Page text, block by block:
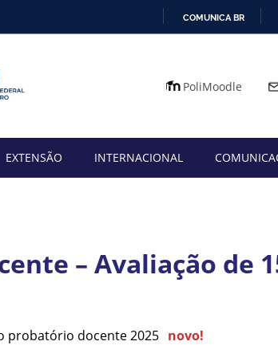
O
COMUNICA BR
PoliMoodle
EXTENSÃO INTERNACIONAL
– Avaliação de
probatório docente 2025 novo!